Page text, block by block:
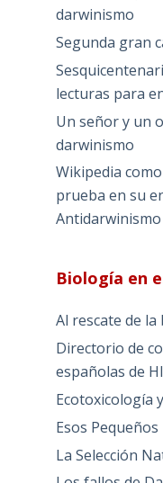
darwinismo
Segunda gran
lecturas para
Un señor y un
darwinismo
Wikipedia
prueba en su
Antidarwinismo
Biología en
Al rescate de
Directorio de
españolas de
Ecotoxicología
Esos
La Selección